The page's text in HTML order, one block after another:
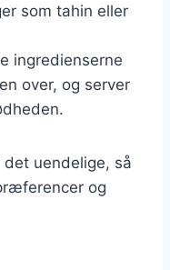
som tahin eller
ingredienserne
over, og server
uendelige, så
og